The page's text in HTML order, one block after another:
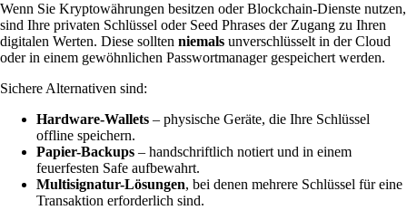
Wenn Sie Kryptowährungen besitzen oder Blockchain-Dienste nutzen,
sind Ihre privaten Schlüssel oder Seed Phrases der Zugang zu Ihren
digitalen Werten. Diese sollten niemals unverschlüsselt in der Cloud
oder in einem gewöhnlichen Passwortmanager gespeichert werden.
Sichere Alternativen sind:
Hardware-Wallets – physische Geräte, die Ihre Schlüssel
offline speichern.
Papier-Backups – handschriftlich notiert und in einem
feuerfesten Safe aufbewahrt.
Multisignatur-Lösungen, bei denen mehrere Schlüssel für eine
Transaktion erforderlich sind.